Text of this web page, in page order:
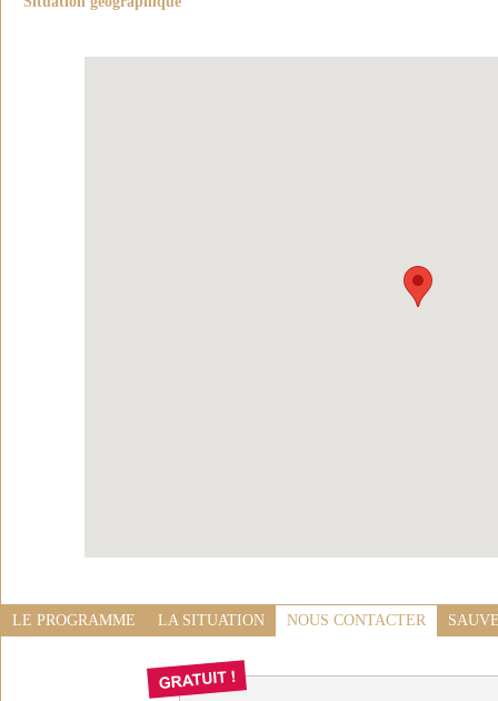
LE PROGRAMME LA SITUATION NOUS CONTACTER